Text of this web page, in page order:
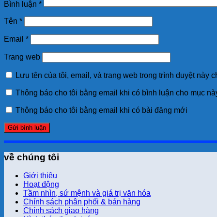
Bình luận *
Tên *
Email *
Trang web
Lưu tên của tôi, email, và trang web trong trình duyệt này
Thông báo cho tôi bằng email khi có bình luận cho mục
Thông báo cho tôi bằng email khi có bài đăng mới
về chúng tôi
Giới thiệu
Hoạt động
Tầm nhìn, sứ mệnh và giá trị văn hóa
Chính sách phân phối & bán hàng
Chính sách giao hàng